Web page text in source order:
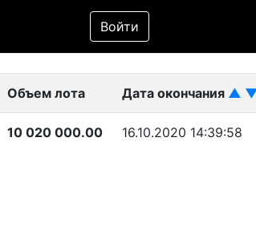
Войти
Фильтр
Объем лота Дата окончания ▲
10 020 000.00 16.10.2020 14:39:58